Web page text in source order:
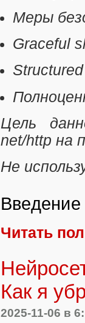
Меры
Graceful
Цель
net/http на
Не
Введение
Читать
Как я
2025-11-06 в